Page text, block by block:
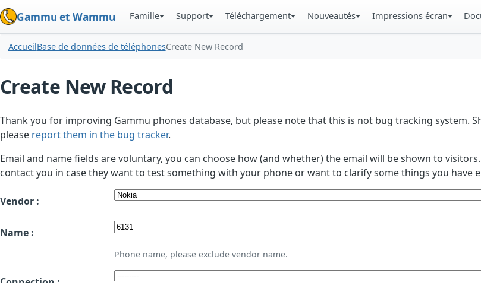
Gammu et Wammu Famille Support Téléchargement Nouveautés Impressions écran
AccueilBase de données de téléphonesCreate New Record
Create New Record
Thank you for improving Gammu phones database, but please note that this is not bug tracking system.
please report them in the bug tracker.
Email and name fields are voluntary, you can choose how (and whether) the email will be shown to
contact you in case they want to test something with your phone or want to clarify some things you have
Vendor :
Name :
Phone name, please exclude vendor name.